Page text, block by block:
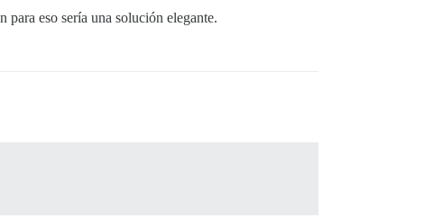
eso sería una solución elegante.